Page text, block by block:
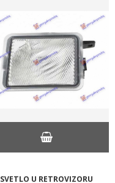
SVETLO U RETROVIZORU